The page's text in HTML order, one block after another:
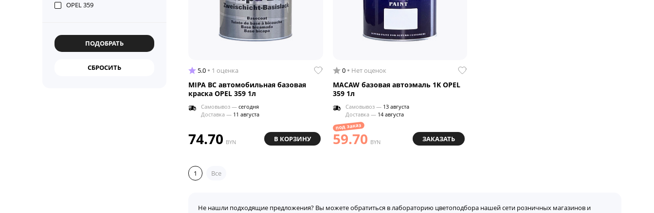
OPEL 359
5.0 1 оценка
MIPA BC автомобильная базовая
краска OPEL 359 1л
Самовывоз — сегодня
Доставка — 11 августа
74.70 BYN В КОРЗИНУ
0 Нет оценок
MACAW базовая автоэмаль 1K OPEL
359 1л
Самовывоз — 13 августа
Доставка — 14 августа
под заказ
59.70 BYN ЗАКАЗАТЬ
1 Все
Не нашли подходящие предложения? Вы можете обратиться в лабораторию цветоподбора нашей сети розничных магазинов и